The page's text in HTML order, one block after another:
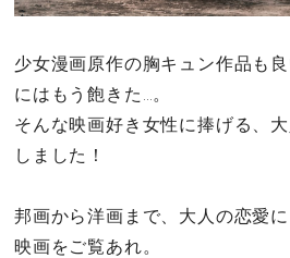
ファッション・美容
グルメ
趣味・旅行
少女漫画原作の胸キュン作品も
にはもう飽きた…。
そんな映画好き女性に捧げる、
しました！
邦画から洋画まで、大人の恋愛
映画をご覧あれ。